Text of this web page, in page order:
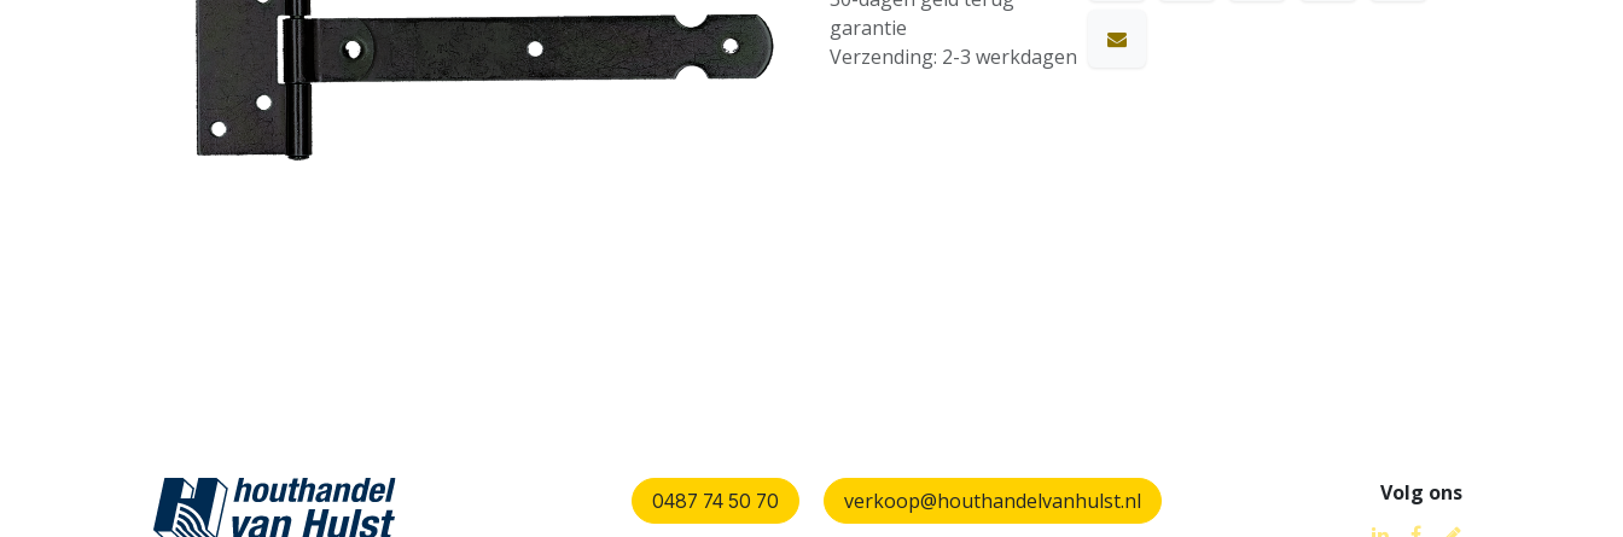
garantie
Verzending: 2-3 werkdagen
verkoop@houthandelvanhulst.nl Volg ons
0487 74 50 70